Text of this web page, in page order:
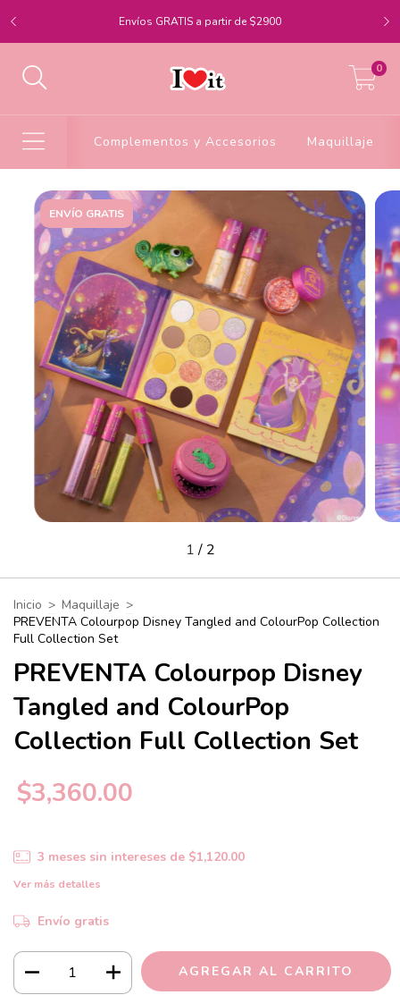
Envíos GRATIS a partir de $2900
0
Complementos y Accesorios Maquillaje
ENVÍO GRATIS
1/ 2
Inicio > Maquillaje >
PREVENTA Colourpop Disney Tangled and ColourPop Collection
Full Collection Set
PREVENTA Colourpop Disney
Tangled and ColourPop
Collection Full Collection Set
$3,360.00
3 meses sin intereses de $1,120.00
Ver más detalles
Envío gratis